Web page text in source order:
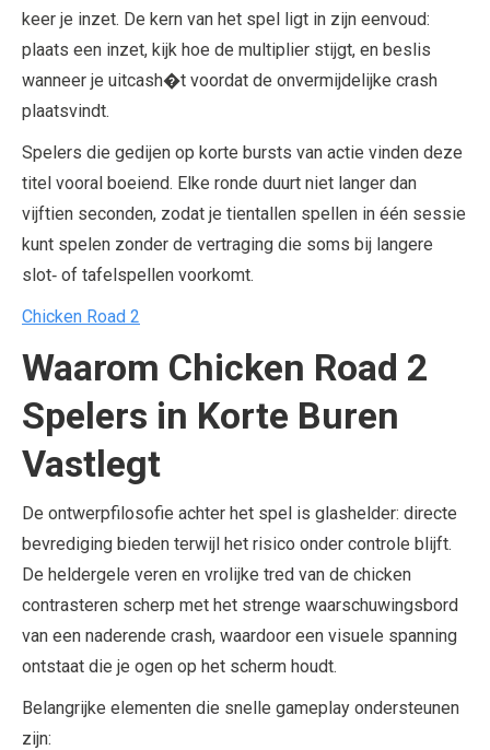
keer je inzet. De kern van het spel ligt in zijn eenvoud:
plaats een inzet, kijk hoe de multiplier stijgt, en beslis
wanneer je uitcash�t voordat de onvermijdelijke crash
plaatsvindt.
Spelers die gedijen op korte bursts van actie vinden deze
titel vooral boeiend. Elke ronde duurt niet langer dan
vijftien seconden, zodat je tientallen spellen in één sessie
kunt spelen zonder de vertraging die soms bij langere
slot‑ of tafelspellen voorkomt.
Chicken Road 2
Waarom Chicken Road 2
Spelers in Korte Buren
Vastlegt
De ontwerpfilosofie achter het spel is glashelder: directe
bevrediging bieden terwijl het risico onder controle blijft.
De heldergele veren en vrolijke tred van de chicken
contrasteren scherp met het strenge waarschuwingsbord
van een naderende crash, waardoor een visuele spanning
ontstaat die je ogen op het scherm houdt.
Belangrijke elementen die snelle gameplay ondersteunen
zijn: